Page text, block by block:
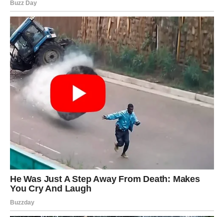
Ponekad je dovoljno samo nekoliko dana da se promijeni
mnogo toga. Zvijezde poručuju da bi upravo kraj ovog
juna mogao donijeti takve trenutke mnogim znakovima.